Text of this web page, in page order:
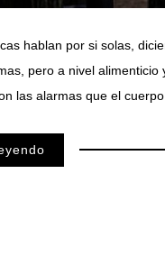
hablan por si solas,
pero a nivel
las alarmas que el